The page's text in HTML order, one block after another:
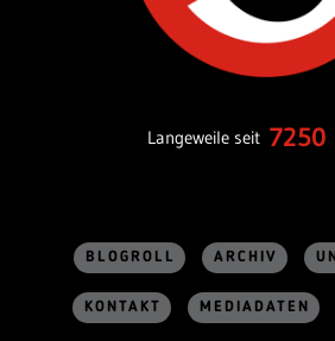
Langeweile seit 7250
BLOGROLL ARCHIV
KONTAKT MEDIADATEN